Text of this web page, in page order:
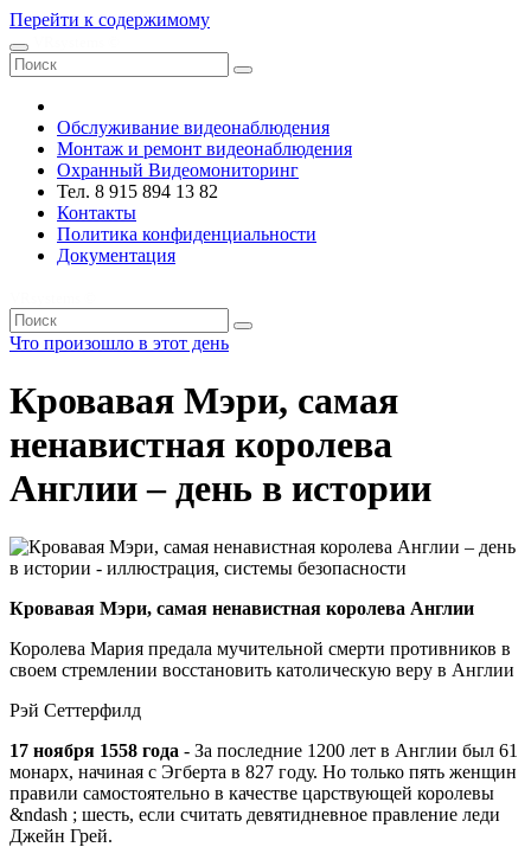
Перейти к содержимому
Обслуживание видеонаблюдения
Монтаж и ремонт видеонаблюдения
Охранный Видеомониторинг
Тел. 8 915 894 13 82
Контакты
Политика конфиденциальности
Документация
Что произошло в этот день
Кровавая Мэри, самая
ненавистная королева
Англии – день в истории
Кровавая Мэри, самая ненавистная королева Англии
Королева Мария предала мучительной смерти противников в
своем стремлении восстановить католическую веру в Англии
Рэй Сеттерфилд
17 ноября 1558 года - За последние 1200 лет в Англии был 61
монарх, начиная с Эгберта в 827 году. Но только пять женщин
правили самостоятельно в качестве царствующей королевы
&ndash ; шесть, если считать девятидневное правление леди
Джейн Грей.